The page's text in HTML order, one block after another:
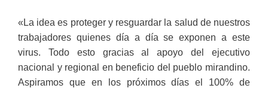
«La idea es proteger y resguardar la salud de nuestros
trabajadores quienes día a día se exponen a este
virus. Todo esto gracias al apoyo del ejecutivo
nacional y regional en beneficio del pueblo mirandino.
Aspiramos que en los próximos días el 100% de